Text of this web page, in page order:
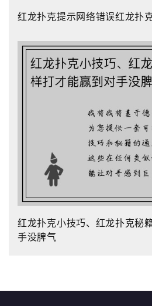
红龙扑克提示网络错误红龙扑
红龙扑克小技巧、红龙扑克秘
手没脾气